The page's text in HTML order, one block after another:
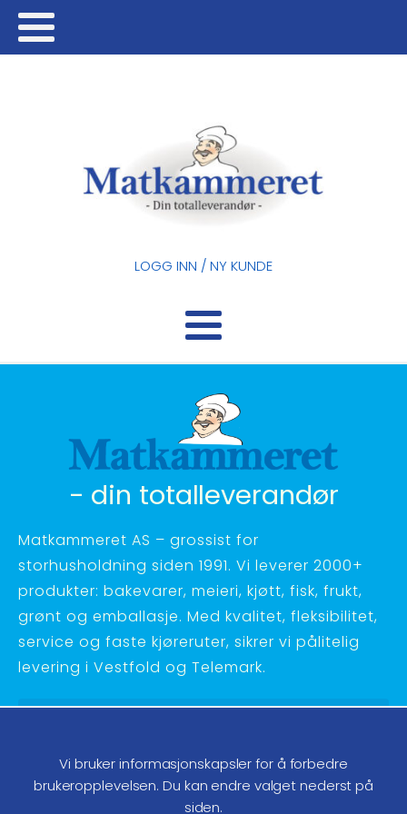
LOGG INN / NY KUNDE
- din totalleverandør
Matkammeret AS – grossist for
storhusholdning siden 1991. Vi leverer 2000+
produkter: bakevarer, meieri, kjøtt, fisk, frukt,
grønt og emballasje. Med kvalitet, fleksibilitet,
service og faste kjøreruter, sikrer vi pålitelig
levering i Vestfold og Telemark.
Telefon:
35 58 48 70
ordre@matkammeret.no
Vi bruker informasjonskapsler for å forbedre
brukeropplevelsen. Du kan endre valget nederst på
siden.